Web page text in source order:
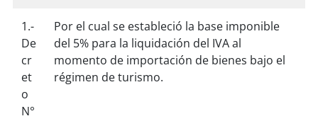
1.-
De
cr
et
o
N°
Por el cual se estableció la base imponible
del 5% para la liquidación del IVA al
momento de importación de bienes bajo el
régimen de turismo.